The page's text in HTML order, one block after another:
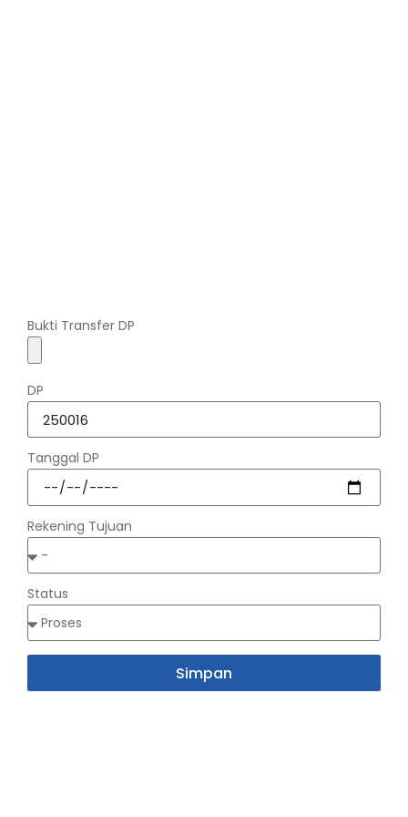
Bukti Transfer DP
DP
Tanggal DP
Rekening Tujuan
Status
Simpan